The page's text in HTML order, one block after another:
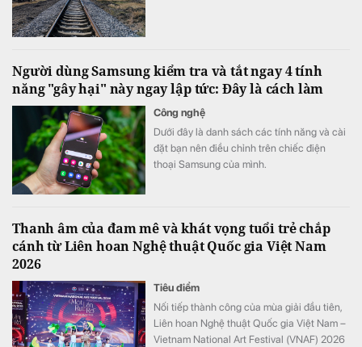
Người dùng Samsung kiểm tra và tắt ngay 4 tính
năng "gây hại" này ngay lập tức: Đây là cách làm
Công nghệ
Dưới đây là danh sách các tính năng và cài
đặt bạn nên điều chỉnh trên chiếc điện
thoại Samsung của mình.
Thanh âm của đam mê và khát vọng tuổi trẻ chắp
cánh từ Liên hoan Nghệ thuật Quốc gia Việt Nam
2026
Tiêu điểm
Nối tiếp thành công của mùa giải đầu tiên,
Liên hoan Nghệ thuật Quốc gia Việt Nam –
Vietnam National Art Festival (VNAF) 2026